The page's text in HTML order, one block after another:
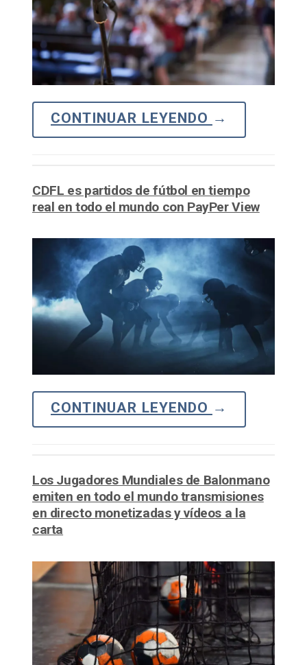
CONTINUAR LEYENDO →
CDFL es partidos de fútbol en tiempo
real en todo el mundo con PayPer View
CONTINUAR LEYENDO →
Los Jugadores Mundiales de Balonmano
emiten en todo el mundo transmisiones
en directo monetizadas y vídeos a la
carta